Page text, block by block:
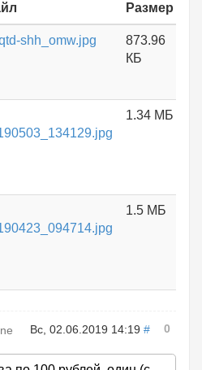
Размер
shh_omw.jpg
873.96
КБ
1.34 МБ
1.5 МБ
Вс, 02.06.2019 14:19 # 0